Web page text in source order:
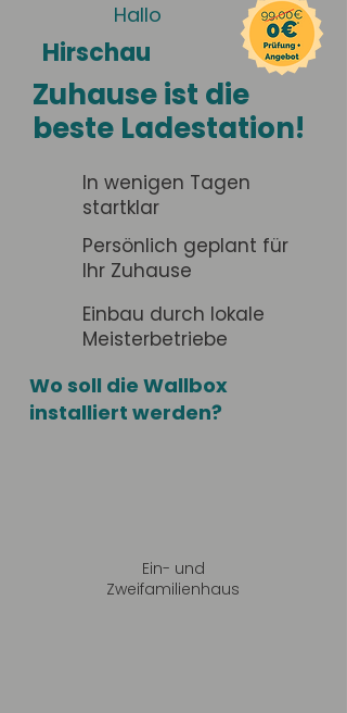
Hallo
Hirschau
Zuhause ist die
beste Ladestation!
In wenigen Tagen
startklar
Persönlich geplant für
Ihr Zuhause
Einbau durch lokale
Meisterbetriebe
Wo soll die Wallbox
installiert werden?
Ein- und
Zweifamilienhaus